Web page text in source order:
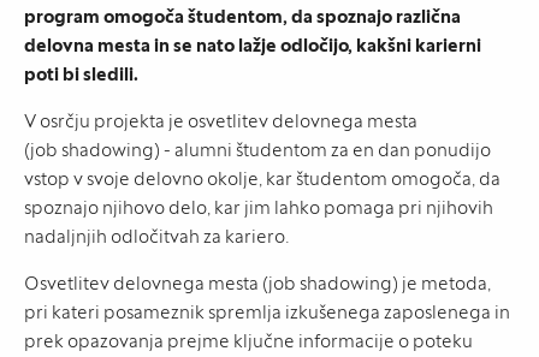
program omogoča študentom, da spoznajo različna
delovna mesta in se nato lažje odločijo, kakšni karierni
poti bi sledili.
V osrčju projekta je osvetlitev delovnega mesta
(job shadowing) - alumni študentom za en dan ponudijo
vstop v svoje delovno okolje, kar študentom omogoča, da
spoznajo njihovo delo, kar jim lahko pomaga pri njihovih
nadaljnjih odločitvah za kariero.
Osvetlitev delovnega mesta (job shadowing) je metoda,
pri kateri posameznik spremlja izkušenega zaposlenega in
prek opazovanja prejme ključne informacije o poteku